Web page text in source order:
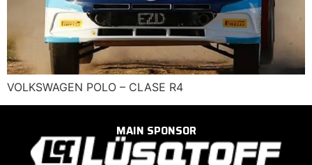
VOLKSWAGEN POLO – CLASE R4
MAIN SPONSOR